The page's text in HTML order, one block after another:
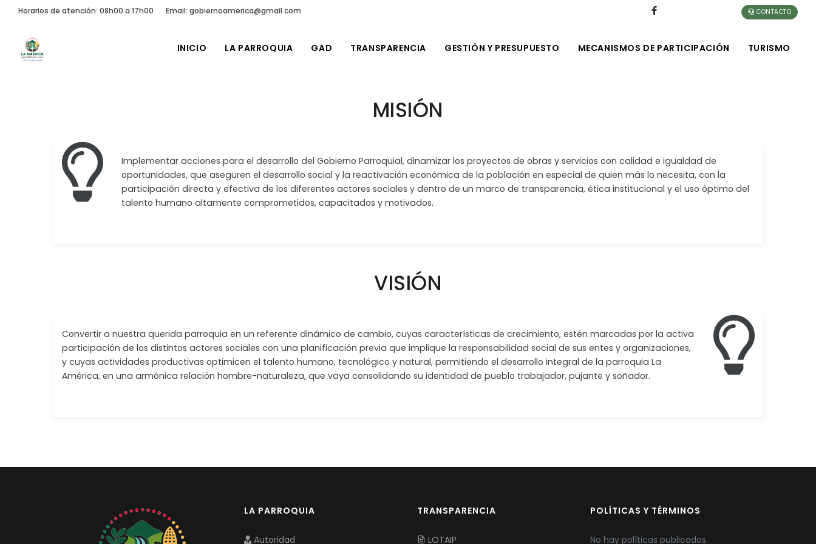
Horarios de atención: 08h00 a 17h00 Email: gobiernoamerica@gmail.com CONTACTO
INICIO LA PARROQUIA GAD TRANSPARENCIA GESTIÓN Y PRESUPUESTO MECANISMOS DE PARTICIPACIÓN TURISMO
MISIÓN
Implementar acciones para el desarrollo del Gobierno Parroquial, dinamizar los proyectos de obras y servicios con calidad e igualdad de
oportunidades, que aseguren el desarrollo social y la reactivación económica de la población en especial de quien más lo necesita, con la
participación directa y efectiva de los diferentes actores sociales y dentro de un marco de transparencia, ética institucional y el uso óptimo del
talento humano altamente comprometidos, capacitados y motivados.
VISIÓN
Convertir a nuestra querida parroquia en un referente dinámico de cambio, cuyas características de crecimiento, estén marcadas por la activa
participación de los distintos actores sociales con una planificación previa que implique la responsabilidad social de sus entes y organizaciones,
y cuyas actividades productivas optimicen el talento humano, tecnológico y natural, permitiendo el desarrollo integral de la parroquia La
América, en una armónica relación hombre-naturaleza, que vaya consolidando su identidad de pueblo trabajador, pujante y soñador.
LA PARROQUIA
Autoridad
TRANSPARENCIA
LOTAIP
POLÍTICAS Y TÉRMINOS
No hay políticas publicadas.